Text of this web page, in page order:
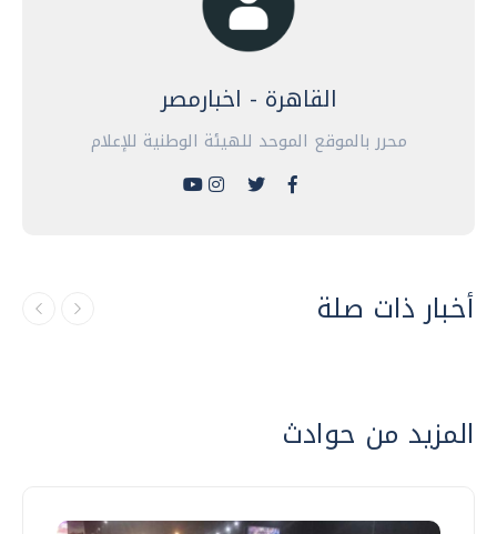
القاهرة - اخبارمصر
محرر بالموقع الموحد للهيئة الوطنية للإعلام
أخبار ذات صلة
المزيد من حوادث